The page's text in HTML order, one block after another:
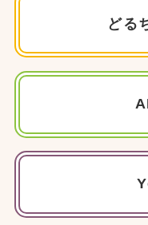
どる